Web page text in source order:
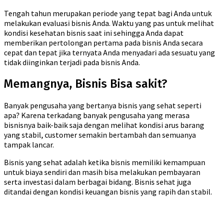
Tengah tahun merupakan periode yang tepat bagi Anda untuk
melakukan evaluasi bisnis Anda. Waktu yang pas untuk melihat
kondisi kesehatan bisnis saat ini sehingga Anda dapat
memberikan pertolongan pertama pada bisnis Anda secara
cepat dan tepat jika ternyata Anda menyadari ada sesuatu yang
tidak diinginkan terjadi pada bisnis Anda.
Memangnya, Bisnis Bisa sakit?
Banyak pengusaha yang bertanya bisnis yang sehat seperti
apa? Karena terkadang banyak pengusaha yang merasa
bisnisnya baik-baik saja dengan melihat kondisi arus barang
yang stabil, customer semakin bertambah dan semuanya
tampak lancar.
Bisnis yang sehat adalah ketika bisnis memiliki kemampuan
untuk biaya sendiri dan masih bisa melakukan pembayaran
serta investasi dalam berbagai bidang. Bisnis sehat juga
ditandai dengan kondisi keuangan bisnis yang rapih dan stabil.